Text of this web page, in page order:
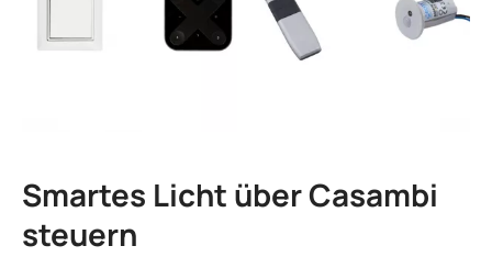
Smartes Licht über Casambi
steuern